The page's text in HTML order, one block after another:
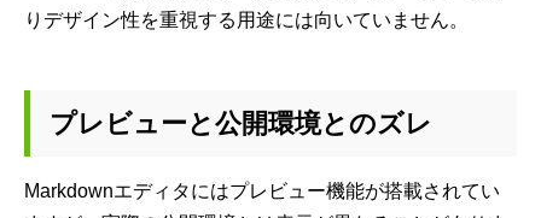
りデザイン性を重視する用途には向いていません。
プレビューと公開環境とのズレ
Markdownエディタにはプレビュー機能が搭載されてい